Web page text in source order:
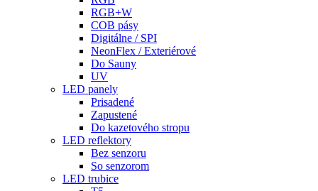
RGB+W
COB pásy
Digitálne / SPI
NeonFlex / Exteriérové
Do Sauny
UV
LED panely
Prisadené
Zapustené
Do kazetového stropu
LED reflektory
Bez senzoru
So senzorom
LED trubice